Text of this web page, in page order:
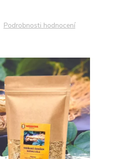
Podrobnosti hodnocení